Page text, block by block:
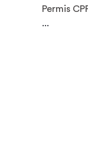
Permis
...